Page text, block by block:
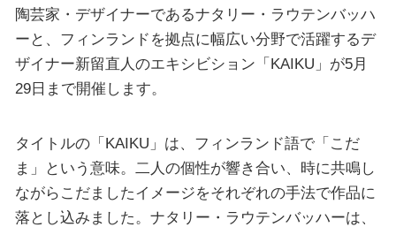
陶芸家・デザイナーであるナタリー・ラウテンバッハ
ーと、フィンランドを拠点に幅広い分野で活躍するデ
ザイナー新留直人のエキシビション「KAIKU」が5月
29日まで開催します。
タイトルの「KAIKU」は、フィンランド語で「こだ
ま」という意味。二人の個性が響き合い、時に共鳴し
ながらこだましたイメージをそれぞれの手法で作品に
落とし込みました。ナタリー・ラウテンバッハーは、